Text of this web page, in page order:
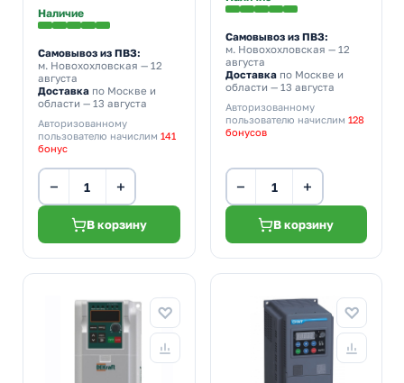
Наличие
Самовывоз из ПВЗ:
м. Новохохловская — 12
августа
Доставка по Москве и
области — 13 августа
Авторизованному
пользователю начислим 141
бонус
− +
В корзину
Самовывоз из ПВЗ:
м. Новохохловская — 12
августа
Доставкапо Москве и
области — 13 августа
Авторизованному
пользователю начислим 128
бонусов
− +
В корзину